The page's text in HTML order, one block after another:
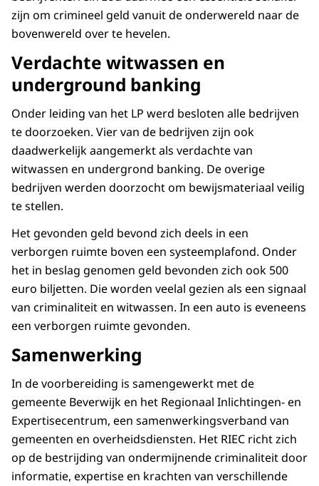
zijn om crimineel geld vanuit de onderwereld naar de
bovenwereld over te hevelen.
Verdachte witwassen en
underground banking
Onder leiding van het LP werd besloten alle bedrijven
te doorzoeken. Vier van de bedrijven zijn ook
daadwerkelijk aangemerkt als verdachte van
witwassen en undergrond banking. De overige
bedrijven werden doorzocht om bewijsmateriaal veilig
te stellen.
Het gevonden geld bevond zich deels in een
verborgen ruimte boven een systeemplafond. Onder
het in beslag genomen geld bevonden zich ook 500
euro biljetten. Die worden veelal gezien als een signaal
van criminaliteit en witwassen. In een auto is eveneens
een verborgen ruimte gevonden.
Samenwerking
In de voorbereiding is samengewerkt met de
gemeente Beverwijk en het Regionaal Inlichtingen- en
Expertisecentrum, een samenwerkingsverband van
gemeenten en overheidsdiensten. Het RIEC richt zich
op de bestrijding van ondermijnende criminaliteit door
informatie, expertise en krachten van verschillende